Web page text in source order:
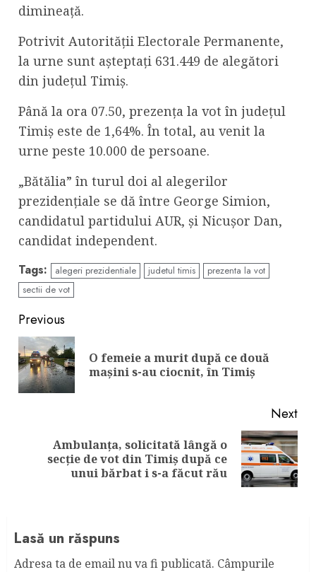
dimineață.
Potrivit Autorității Electorale Permanente,
la urne sunt așteptați 631.449 de alegători
din județul Timiș.
Până la ora 07.50, prezența la vot în județul
Timiș este de 1,64%. În total, au venit la
urne peste 10.000 de persoane.
„Bătălia” în turul doi al alegerilor
prezidențiale se dă între George Simion,
candidatul partidului AUR, și Nicușor Dan,
candidat independent.
Tags: alegeri prezidentiale judetul timis
prezenta la vot
sectii de vot
Continue
Reading
Previous
O femeie a murit după ce două
mașini s-au ciocnit, în Timiș
Next
Ambulanța, solicitată lângă o
secție de vot din Timiș după ce
unui bărbat i s-a făcut rău
Lasă un răspuns
Adresa ta de email nu va fi publicată. Câmpurile